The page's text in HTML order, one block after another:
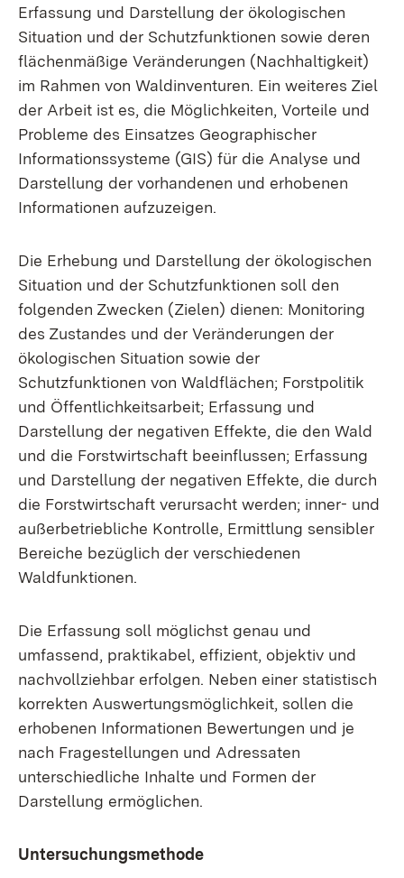
Erfassung und Darstellung der ökologischen
Situation und der Schutzfunktionen sowie deren
flächenmäßige Veränderungen (Nachhaltigkeit)
im Rahmen von Waldinventuren. Ein weiteres Ziel
der Arbeit ist es, die Möglichkeiten, Vorteile und
Probleme des Einsatzes Geographischer
Informationssysteme (GIS) für die Analyse und
Darstellung der vorhandenen und erhobenen
Informationen aufzuzeigen.
Die Erhebung und Darstellung der ökologischen
Situation und der Schutzfunktionen soll den
folgenden Zwecken (Zielen) dienen: Monitoring
des Zustandes und der Veränderungen der
ökologischen Situation sowie der
Schutzfunktionen von Waldflächen; Forstpolitik
und Öffentlichkeitsarbeit; Erfassung und
Darstellung der negativen Effekte, die den Wald
und die Forstwirtschaft beeinflussen; Erfassung
und Darstellung der negativen Effekte, die durch
die Forstwirtschaft verursacht werden; inner- und
außerbetriebliche Kontrolle, Ermittlung sensibler
Bereiche bezüglich der verschiedenen
Waldfunktionen.
Die Erfassung soll möglichst genau und
umfassend, praktikabel, effizient, objektiv und
nachvollziehbar erfolgen. Neben einer statistisch
korrekten Auswertungsmöglichkeit, sollen die
erhobenen Informationen Bewertungen und je
nach Fragestellungen und Adressaten
unterschiedliche Inhalte und Formen der
Darstellung ermöglichen.
Untersuchungsmethode